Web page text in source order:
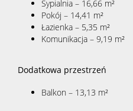
Sypialnia – 16,66 m²
Pokój – 14,41 m²
Łazienka – 5,35 m²
Komunikacja – 9,19 m²
Dodatkowa przestrzeń
Balkon – 13,13 m²